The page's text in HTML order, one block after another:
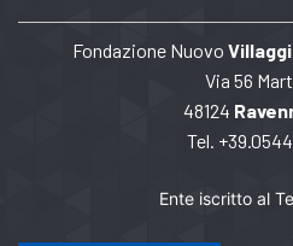
Fondazione Nuovo
Via 56
48124
Tel.
Ente iscritto al